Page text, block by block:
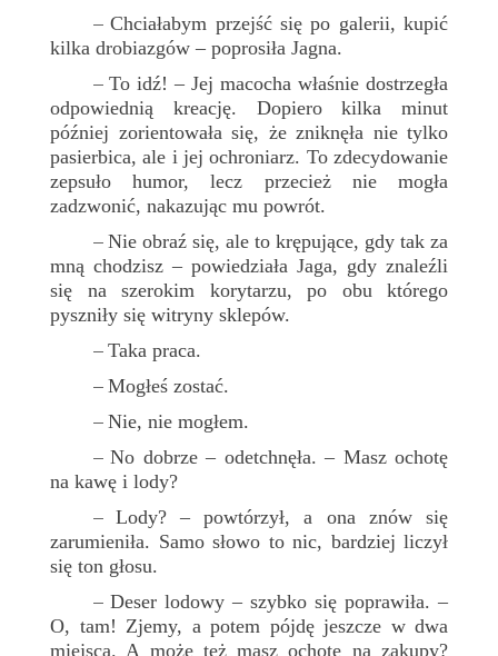
–Chciałabym przejść się po galerii, kupić
kilka drobiazgów – poprosiła Jagna.
– To idź! – Jej macocha właśnie dostrzegła
odpowiednią kreację. Dopiero kilka minut
później zorientowała się, że zniknęła nie tylko
pasierbica, ale i jej ochroniarz. To zdecydowanie
zepsuło humor, lecz przecież nie mogła
zadzwonić, nakazując mu powrót.
– Nie obraź się, ale to krępujące, gdy tak za
mną chodzisz – powiedziała Jaga, gdy znaleźli
się na szerokim korytarzu, po obu którego
pyszniły się witryny sklepów.
– Taka praca.
– Mogłeś zostać.
– Nie, nie mogłem.
–No dobrze – odetchnęła. – Masz ochotę
na kawę i lody?
– Lody? – powtórzył, a ona znów się
zarumieniła. Samo słowo to nic, bardziej liczył
się ton głosu.
– Deser lodowy – szybko się poprawiła. –
O, tam! Zjemy, a potem pójdę jeszcze w dwa
miejsca. A może też masz ochotę na zakupy?